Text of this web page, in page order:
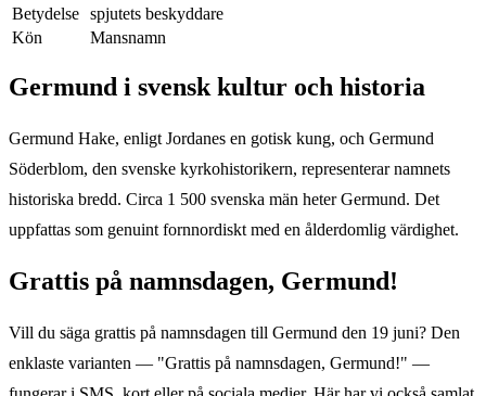
Betydelse spjutets beskyddare
Kön
Mansnamn
Germund i svensk kultur och historia
Germund Hake, enligt Jordanes en gotisk kung, och Germund
Söderblom, den svenske kyrkohistorikern, representerar namnets
historiska bredd. Circa 1 500 svenska män heter Germund. Det
uppfattas som genuint fornnordiskt med en ålderdomlig värdighet.
Grattis på namnsdagen, Germund!
Vill du säga grattis på namnsdagen till Germund den 19 juni? Den
enklaste varianten — "Grattis på namnsdagen, Germund!" —